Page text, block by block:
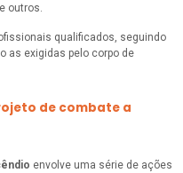
outros.
qualificados, seguindo
as exigidas pelo corpo de
de combate a
envolve uma série de ações